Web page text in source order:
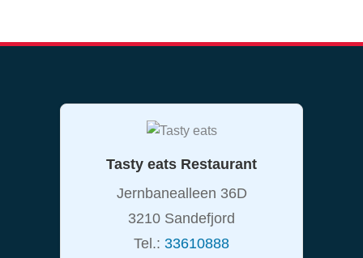
Tasty eats Restaurant
Jernbanealleen 36D
3210 Sandefjord
Tel.: 33610888